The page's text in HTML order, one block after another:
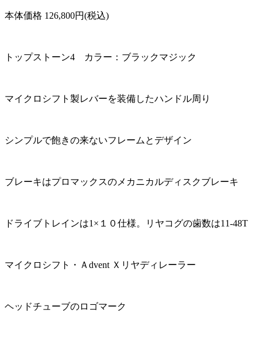
本体価格 126,800円(税込)
トップストーン4 カラー：ブラックマジック
マイクロシフト製レバーを装備したハンドル周り
シンプルで飽きの来ないフレームとデザイン
ブレーキはプロマックスのメカニカルディスクブレーキ
ドライブトレインは1×１０仕様。リヤコグの歯数は11-48T
マイクロシフト・Ａdvent Ｘリヤディレーラー
ヘッドチューブのロゴマーク